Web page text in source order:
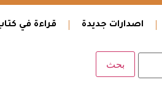
اصدارات جديدة قراءة في